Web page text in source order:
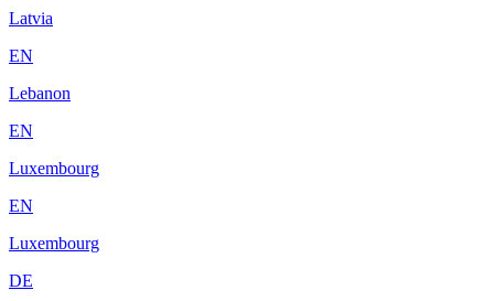
Latvia
EN
Lebanon
EN
Luxembourg
EN
Luxembourg
DE